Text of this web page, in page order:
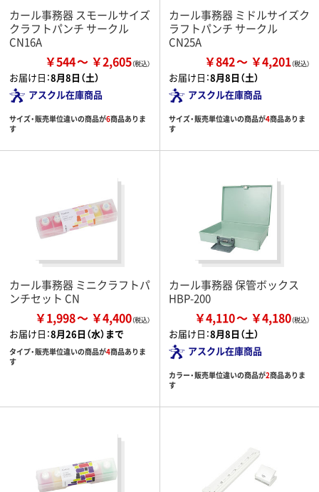
カール事務器 スモールサイズ
クラフトパンチ サークル
CN16A
￥544 ￥2,605
お届け日：8月8日（土）
アスクル在庫商品
サイズ・販売単位違いの商品が6商品ありま
す
カール事務器 ミドルサイズク
ラフトパンチ サークル
CN25A
￥842 ￥4,201
お届け日：8月8日（土）
アスクル在庫商品
サイズ・販売単位違いの商品が4商品ありま
す
カール事務器 ミニクラフトパ
ンチセット CN
￥1,998 ￥4,400
お届け日：8月26日（水）まで
タイプ・販売単位違いの商品が4商品ありま
す
カール事務器 保管ボックス
HBP-200
￥4,110 ￥4,180
お届け日：8月8日（土）
アスクル在庫商品
カラー・販売単位違いの商品が2商品ありま
す